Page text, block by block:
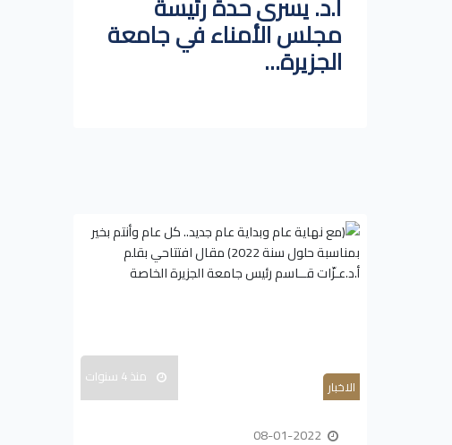
مجلس الأمناء في جامعة
الجزيرة...
الاخبار منذ 4 سنوات